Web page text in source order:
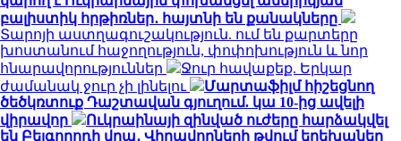
բալիստիկ հրթիռներ․ հայտնի են քանակները
Տարոյի աստղագուշակություն. ում են քարտերը
խոստանում հաջողություն, փոփոխություն և նոր
հնարավորություններ
Ջուր հավաքեք. Երկար
ժամանակ ջուր չի լինելու
Մարտաֆիլմ հիշեցնող
ծեծկռտուք Դաշտավան գյուղում. կա 10-ից ավելի
վիրավոր
Ուկրաինայի զինված ուժերը հարձակվել
են Բելգորոդի վրա․ Վիրավորների թվում երեխաներ